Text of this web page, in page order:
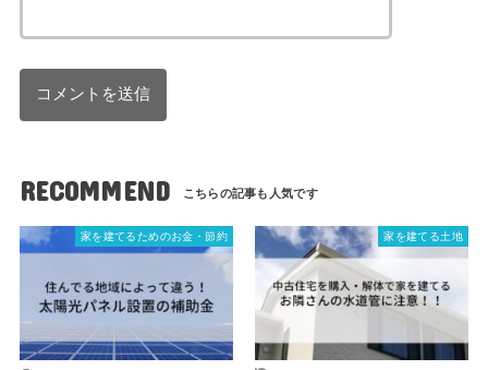
RECOMMEND
家を建てるためのお金・節約 家を建てる土地